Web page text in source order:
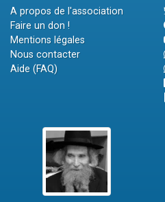
A propos de l'association
Faire un don !
Mentions légales
Nous contacter
Aide (FAQ)